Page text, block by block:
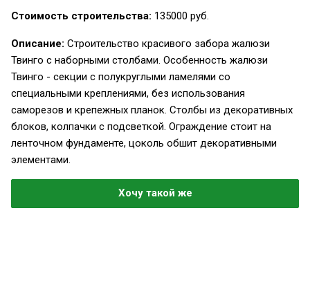
Стоимость строительства: 135000 руб.
Описание: Строительство красивого забора жалюзи
Твинго с наборными столбами. Особенность жалюзи
Твинго - секции с полукруглыми ламелями со
специальными креплениями, без использования
саморезов и крепежных планок. Столбы из декоративных
блоков, колпачки с подсветкой. Ограждение стоит на
ленточном фундаменте, цоколь обшит декоративными
элементами.
Хочу такой же